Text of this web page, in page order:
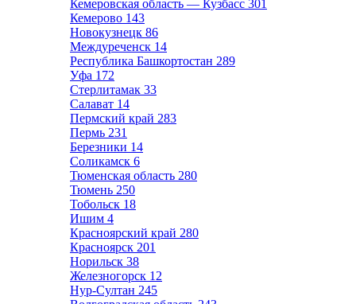
Кемеровская область — Кузбасс 301
Кемерово 143
Новокузнецк 86
Междуреченск 14
Республика Башкортостан 289
Уфа 172
Стерлитамак 33
Салават 14
Пермский край 283
Пермь 231
Березники 14
Соликамск 6
Тюменская область 280
Тюмень 250
Тобольск 18
Ишим 4
Красноярский край 280
Красноярск 201
Норильск 38
Железногорск 12
Нур-Султан 245